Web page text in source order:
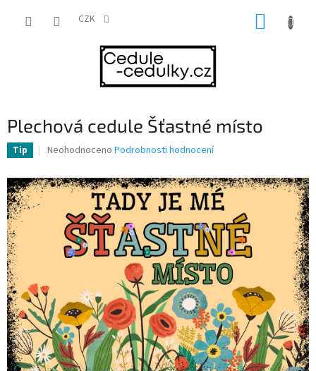
CZK
Plechová cedule Šťastné místo
Tip
Průměrné
produktu
je
hvězdiček.
Neohodnoceno Podrobnosti hodnocení